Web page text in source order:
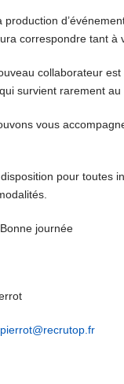
production
correspondre tant à
collaborateur
survient rarement
vous
pour toutes
journée